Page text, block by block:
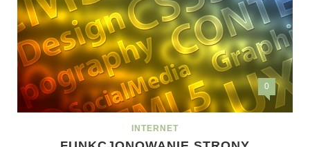
0
INTERNET